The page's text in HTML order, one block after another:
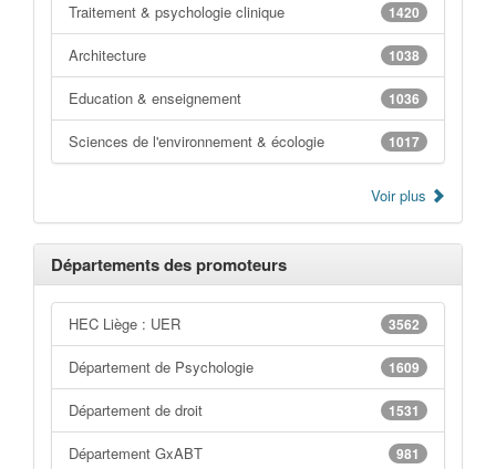
1420
Traitement & psychologie clinique
1038
Architecture
1036
Education & enseignement
1017
Sciences de l'environnement & écologie
Voir plus
Départements des promoteurs
3562
HEC Liège : UER
1609
Département de Psychologie
1531
Département de droit
981
Département GxABT